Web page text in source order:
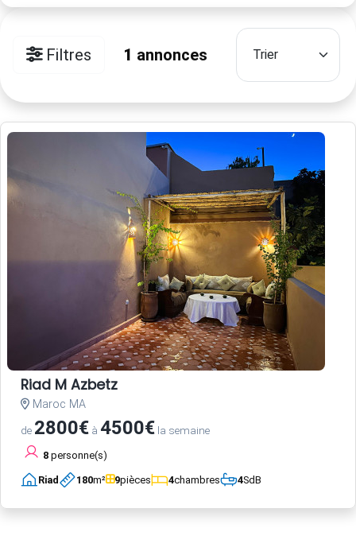
Filtres 1 annonces
Riad M Azbetz
Maroc MA
de 2800€ à 4500€ la semaine
8 personne(s)
Riad 180m² 9pièces 4chambres 4SdB